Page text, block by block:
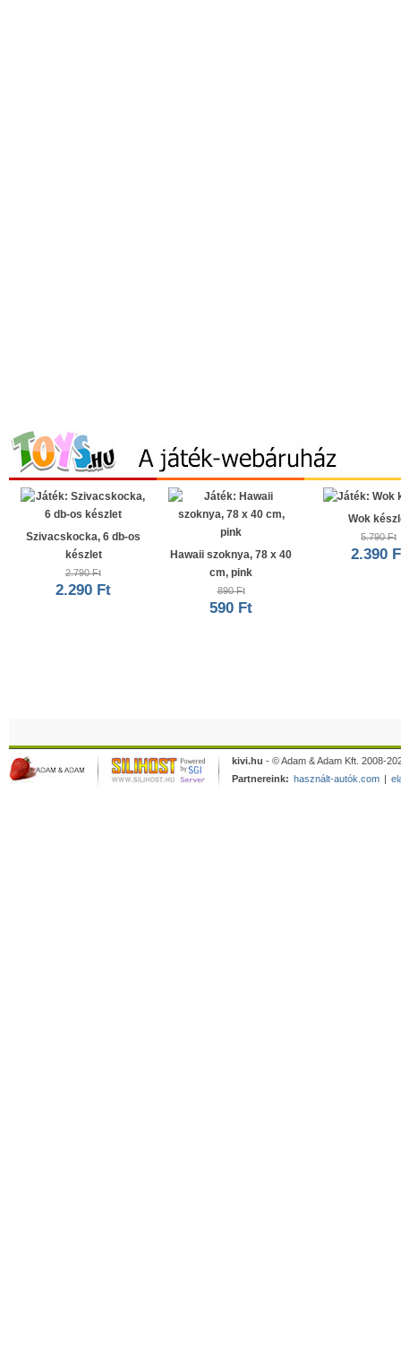
Szivacskocka, 6 db-os
készlet
2.790 Ft
2.290 Ft
Hawaii szoknya, 78 x 40
cm, pink
890 Ft
590 Ft
Wok
5.790 Ft
2.390
kivi.hu - © Adam & Adam Kft. 2008-
Partnereink: használt-autók.com |